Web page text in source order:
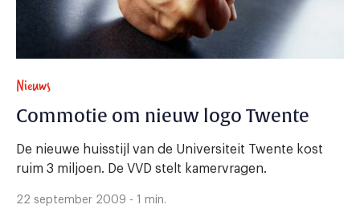
Nieuws
Commotie om nieuw logo Twente
De nieuwe huisstijl van de Universiteit Twente kost
ruim 3 miljoen. De VVD stelt kamervragen.
22 september 2009 - 1 min.